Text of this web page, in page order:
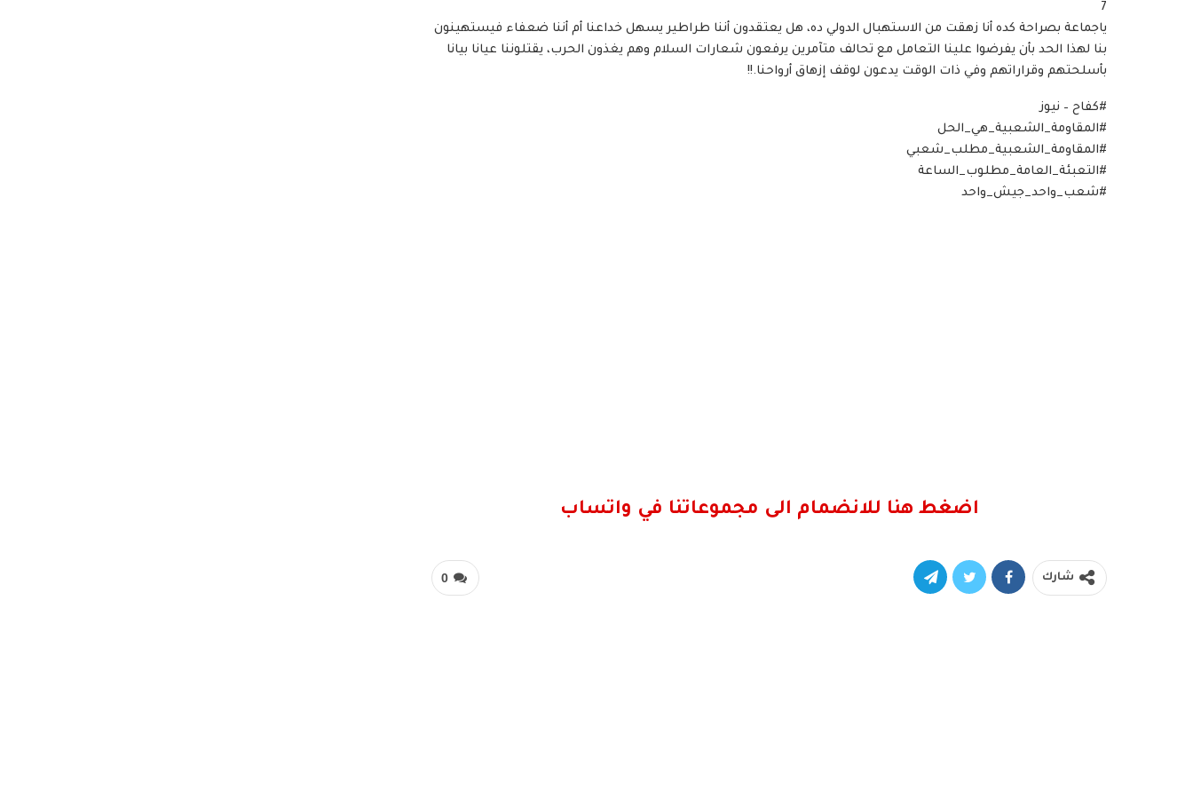
7
ياجماعة بصراحة كده أنا زهقت من الاستهبال الدولي ده، هل يعتقدون أننا طراطير يسهل خداعنا أم أننا ضعفاء فيستهينون
بنا لهذا الحد بأن يفرضوا علينا التعامل مع تحالف متآمرين يرفعون شعارات السلام وهم يغذون الحرب، يقتلوننا عيانا بيانا
بأسلحتهم وقراراتهم وفي ذات الوقت يدعون لوقف إزهاق أرواحنا.!!
#كفاح – نيوز
#المقاومة_الشعبية_هي_الحل
#المقاومة_الشعبية_مطلب_شعبي
#التعبئة_العامة_مطلوب_الساعة
#شعب_واحد_جيش_واحد
اضغط هنا للانضمام الى مجموعاتنا في واتساب
0 شارك